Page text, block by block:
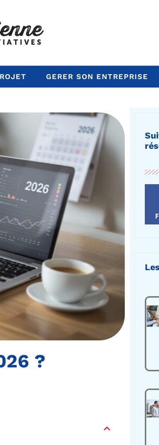
GERER SON ENTREPRISE
?